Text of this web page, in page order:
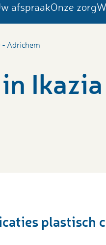
afspraakOnze zorg
- Adrichem
plastisch